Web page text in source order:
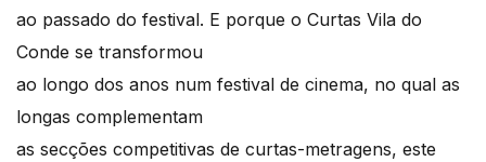
ao passado do festival. E porque o Curtas Vila do
Conde se transformou
ao longo dos anos num festival de cinema, no qual as
longas complementam
as secções competitivas de curtas-metragens, este